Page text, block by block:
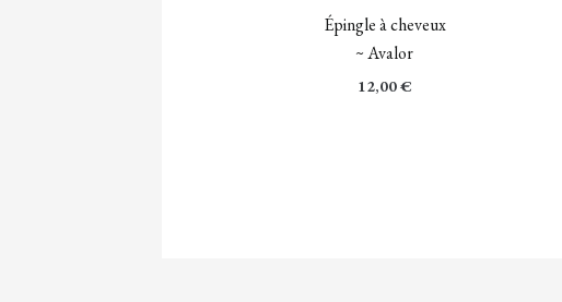
Épingle à cheveux
~ Avalor
12,00€